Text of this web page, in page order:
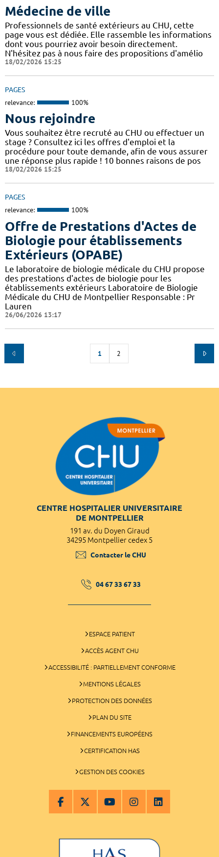
Médecine de ville
Professionnels de santé extérieurs au CHU, cette
page vous est dédiée. Elle rassemble les informations
dont vous pourriez avoir besoin directement.
N'hésitez pas à nous faire des propositions d'amélio
18/02/2026 15:25
PAGES
relevance: 100%
Nous rejoindre
Vous souhaitez être recruté au CHU ou effectuer un
stage ? Consultez ici les offres d'emploi et la
procédure pour toute demande, afin de vous assurer
une réponse plus rapide ! 10 bonnes raisons de pos
18/02/2026 15:25
PAGES
relevance: 100%
Offre de Prestations d'Actes de
Biologie pour établissements
Extérieurs (OPABE)
Le laboratoire de biologie médicale du CHU propose
des prestations d'actes de biologie pour les
établissements extérieurs Laboratoire de Biologie
Médicale du CHU de Montpellier Responsable : Pr
Lauren
26/06/2026 13:17
1 2
CENTRE HOSPITALIER UNIVERSITAIRE
DE MONTPELLIER
191 av. du Doyen Giraud
34295 Montpellier cedex 5
Contacter le CHU
04 67 33 67 33
ESPACE PATIENT
ACCÈS AGENT CHU
ACCESSIBILITÉ : PARTIELLEMENT CONFORME
MENTIONS LÉGALES
PROTECTION DES DONNÉES
PLAN DU SITE
FINANCEMENTS EUROPÉENS
CERTIFICATION HAS
GESTION DES COOKIES